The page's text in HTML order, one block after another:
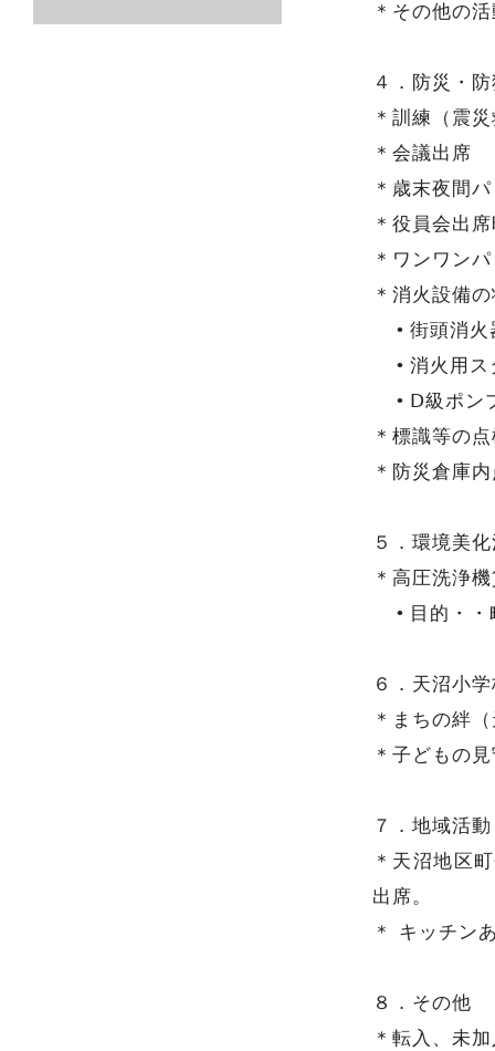
＊その他の
４．防災・
＊訓練（震
＊会議出席
＊歳末夜間
＊役員会出
＊ワンワン
＊消火設備
街頭消火
消火用ス
Ⅾ級ポン
＊標識等の
＊防災倉庫
５．環境美
＊高圧洗浄
目的・
６．天沼小
＊まちの絆
＊子どもの
７．地域活動
＊天沼地区
出席。
＊ キッチン
８．その他
＊転入、未